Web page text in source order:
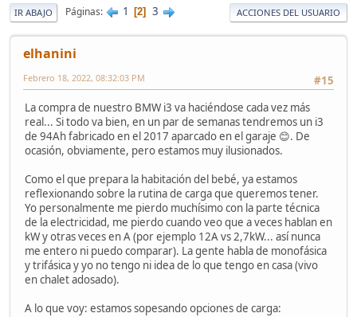
IR ABAJO Páginas 1 2 3 ACCIONES DEL USUARIO
elhanini
#15
Febrero 18, 2022, 08:32:03 PM
La compra de nuestro BMW i3 va haciéndose cada vez más
real... Si todo va bien, en un par de semanas tendremos un i3
de 94Ah fabricado en el 2017 aparcado en el garaje 😊. De
ocasión, obviamente, pero estamos muy ilusionados.
Como el que prepara la habitación del bebé, ya estamos
reflexionando sobre la rutina de carga que queremos tener.
Yo personalmente me pierdo muchísimo con la parte técnica
de la electricidad, me pierdo cuando veo que a veces hablan en
kW y otras veces en A (por ejemplo 12A vs 2,7kW... así nunca
me entero ni puedo comparar). La gente habla de monofásica
y trifásica y yo no tengo ni idea de lo que tengo en casa (vivo
en chalet adosado).
A lo que voy: estamos sopesando opciones de carga: